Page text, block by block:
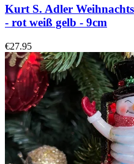
Kurt S. Adler
- rot weiß gelb - 9cm
€27.95